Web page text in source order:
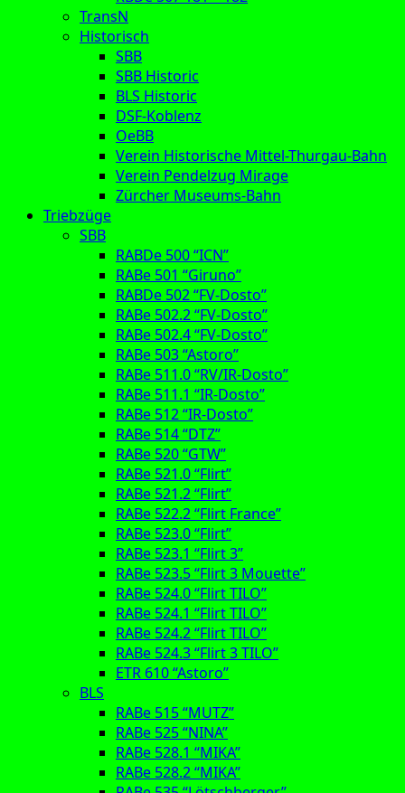
TransN
Historisch
SBB
SBB Historic
BLS Historic
DSF-Koblenz
OeBB
Verein Historische Mittel-Thurgau-Bahn
Verein Pendelzug Mirage
Zürcher Museums-Bahn
Triebzüge
SBB
RABDe 500 “ICN”
RABe 501 “Giruno”
RABDe 502 “FV-Dosto”
RABe 502.2 “FV-Dosto”
RABe 502.4 “FV-Dosto”
RABe 503 “Astoro”
RABe 511.0 “RV/IR-Dosto”
RABe 511.1 “IR-Dosto”
RABe 512 “IR-Dosto”
RABe 514 “DTZ”
RABe 520 “GTW”
RABe 521.0 “Flirt”
RABe 521.2 “Flirt”
RABe 522.2 “Flirt France”
RABe 523.0 “Flirt”
RABe 523.1 “Flirt 3”
RABe 523.5 “Flirt 3 Mouette”
RABe 524.0 “Flirt TILO”
RABe 524.1 “Flirt TILO”
RABe 524.2 “Flirt TILO”
RABe 524.3 “Flirt 3 TILO”
ETR 610 “Astoro”
BLS
RABe 515 “MUTZ”
RABe 525 “NINA”
RABe 528.1 “MIKA”
RABe 528.2 “MIKA”